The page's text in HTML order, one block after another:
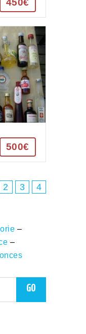
(18
450€
500€
2 3 4
–
–